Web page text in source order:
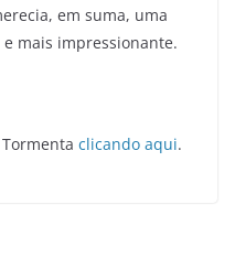
em suma, uma
mais impressionante.
clicando aqui.